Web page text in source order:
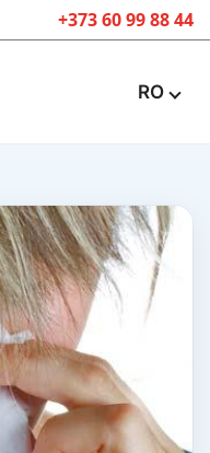
+373 60 99 88 44
RO